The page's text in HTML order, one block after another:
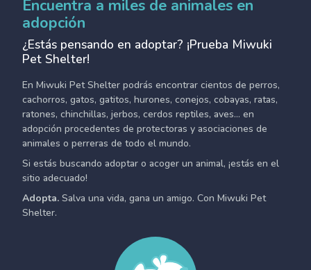
Encuentra a miles de animales en
adopción
¿Estás pensando en adoptar? ¡Prueba Miwuki
Pet Shelter!
En Miwuki Pet Shelter podrás encontrar cientos de perros,
cachorros, gatos, gatitos, hurones, conejos, cobayas, ratas,
ratones, chinchillas, jerbos, cerdos reptiles, aves... en
adopción procedentes de protectoras y asociaciones de
animales o perreras de todo el mundo.
Si estás buscando adoptar o acoger un animal, ¡estás en el
sitio adecuado!
Adopta. Salva una vida, gana un amigo. Con Miwuki Pet
Shelter.